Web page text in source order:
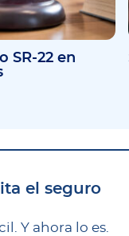
SR-22 en
el seguro
Y ahora lo es.